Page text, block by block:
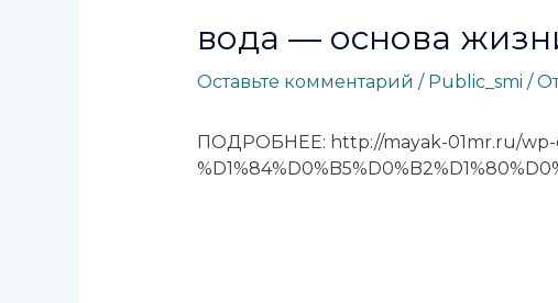
вода — основа
Оставьте комментарий / Public_smi /
ПОДРОБНЕЕ: http://mayak-01mr.ru/wp-